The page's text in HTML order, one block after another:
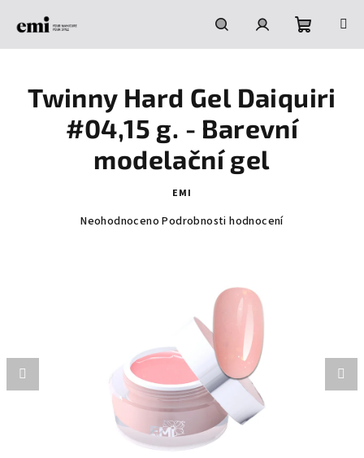
HledatPřihlášeníNákupní
košík
Twinny Hard Gel Daiquiri
#04,15 g. - Barevní
modelační gel
EMI
Průměrné
Neohodnoceno Podrobnosti hodnocení